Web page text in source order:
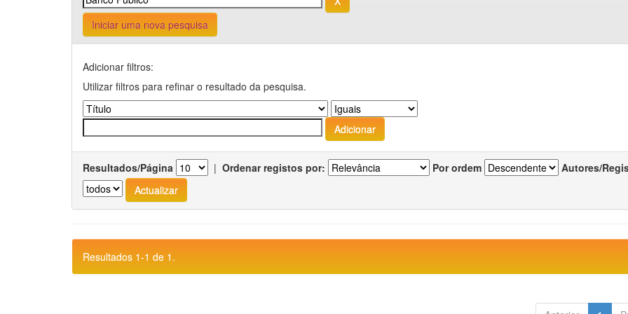
Iniciar uma nova pesquisa
Adicionar filtros:
Utilizar filtros para refinar o resultado da pesquisa.
Resultados/Página | Ordenar registos por: Por ordem Autores/
Resultados 1-1 de 1.